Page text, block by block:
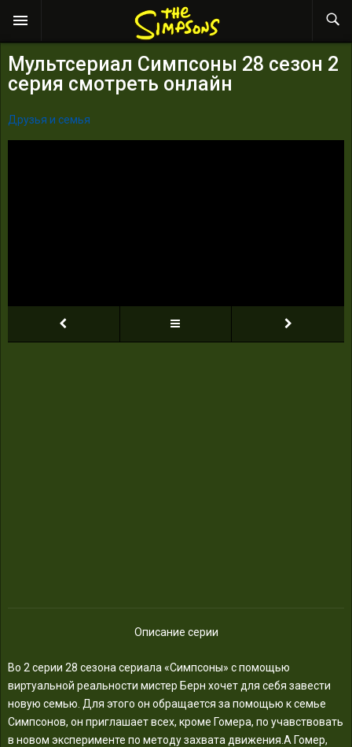
Мультсериал Симпсоны 28 сезон 2
серия смотреть онлайн
Друзья и семья
Описание серии
Во 2 серии 28 сезона сериала «Симпсоны» с помощью
виртуальной реальности мистер Берн хочет для себя завести
новую семью. Для этого он обращается за помощью к семье
Симпсонов, он приглашает всех, кроме Гомера, по учавствовать
в новом эксперименте по методу захвата движения.А Гомер,